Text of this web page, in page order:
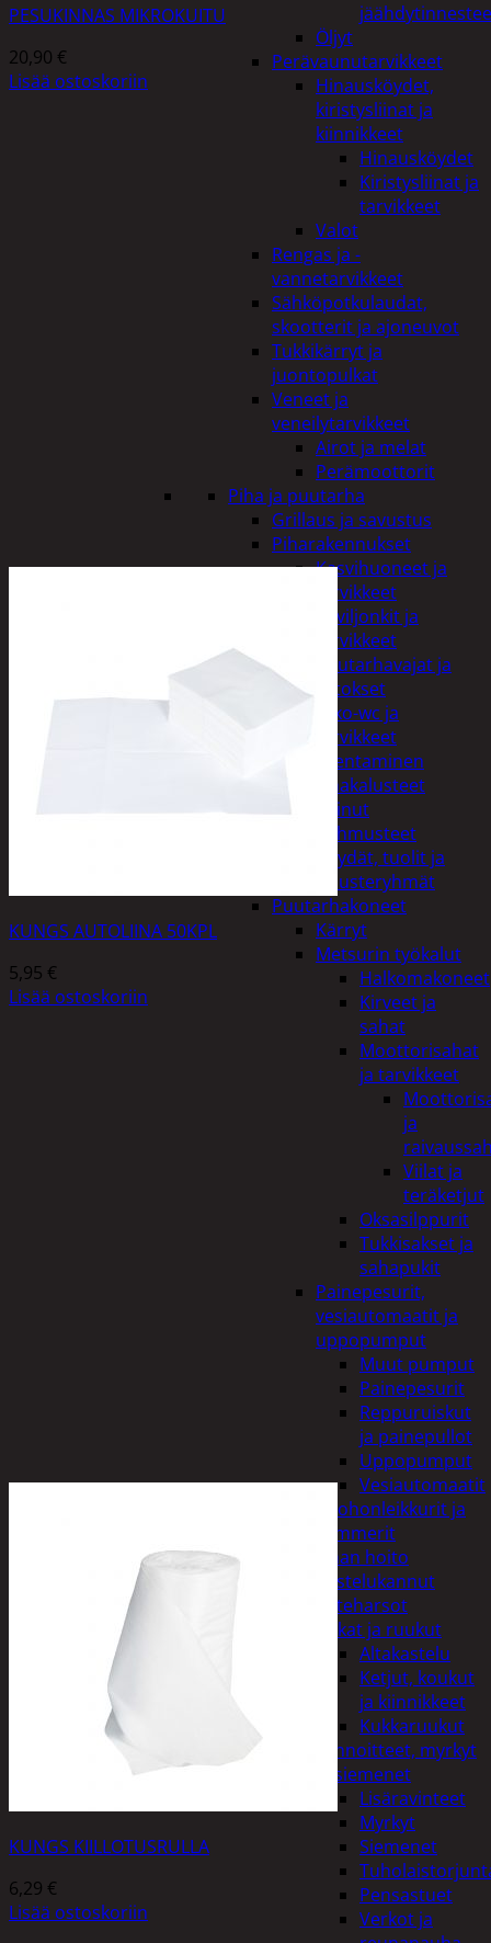
Öljyt
Perävaunutarvikkeet
Hinausköydet,
kiristysliinat ja
kiinnikkeet
Hinausköydet
Kiristysliinat ja
tarvikkeet
Valot
Rengas ja -
vannetarvikkeet
Sähköpotkulaudat,
skootterit ja ajoneuvot
Tukkikärryt ja
juontopulkat
Veneet ja
veneilytarvikkeet
Airot ja melat
Perämoottorit
Piha ja puutarha
Grillaus ja savustus
Piharakennukset
Kasvihuoneet ja
tarvikkeet
Paviljonkit ja
tarvikkeet
Puutarhavajat ja
katokset
Ulko-wc ja
tarvikkeet
Piharakentaminen
Puutarhakalusteet
Keinut
Pehmusteet
Pöydät, tuolit ja
kalusteryhmät
Puutarhakoneet
Kärryt
Metsurin työkalut
Halkomakoneet
Kirveet ja
sahat
Moottorisahat
ja tarvikkeet
ja
Viilat ja
teräketjut
Oksasilppurit
Tukkisakset ja
sahapukit
Painepesurit,
vesiautomaatit ja
uppopumput
Muut pumput
Painepesurit
Reppuruiskut
ja painepullot
Uppopumput
Vesiautomaatit
Ruohonleikkurit ja
trimmerit
Puutarhan hoito
Kastelukannut
Kateharsot
Kukat ja ruukut
Altakastelu
Ketjut, koukut
ja kiinnikkeet
Kukkaruukut
Lannoitteet, myrkyt
ja siemenet
Lisäravinteet
Myrkyt
Siemenet
Pensastuet
Verkot ja
PESUKINNAS MIKROKUITU
20,90 €
Lisää ostoskoriin
KUNGS AUTOLIINA 50KPL
5,95 €
Lisää ostoskoriin
KUNGS KIILLOTUSRULLA
6,29 €
Lisää ostoskoriin